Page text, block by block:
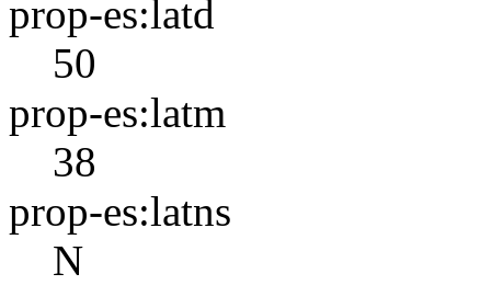
prop-es:latd
50
prop-es:latm
38
prop-es:latns
N